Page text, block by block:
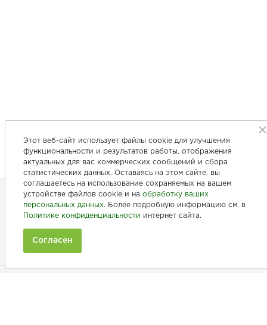
+7 (846) 275-20-10
+7 (902) 375-20-10
Этот веб-сайт использует файлы cookie для улучшения
функциональности и результатов работы, отображения
актуальных для вас коммерческих сообщений и сбора
статистических данных. Оставаясь на этом сайте, вы
соглашаетесь на использование сохраняемых на вашем
устройстве файлов cookie и на обработку ваших
персональных данных. Более подробную информацию см. в
Политике конфиденциальности интернет сайта.
Согласен